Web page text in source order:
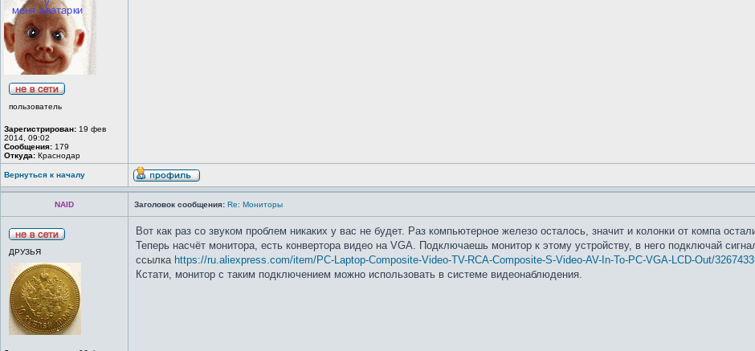
пользователь
Зарегистрирован: 19 фев
2014, 09:02
Сообщения: 179
Откуда: Краснодар
Вернуться к началу
NAID Заголовок сообщения: Re: Мониторы
ДРУЗЬЯ
Вот как раз со звуком проблем никаких у вас не будет. Раз компьютерное железо осталось, значит и колонки от компа
Теперь насчёт монитора, есть конвертора видео на VGA. Подключаешь монитор к этому устройству, в него подключай
ссылка https://ru.aliexpress.com/item/PC-Laptop-Composite-Video-TV-RCA-Composite-S-Video-AV-In-To-PC-VGA-LCD-Out/
Кстати, монитор с таким подключением можно использовать в системе видеонаблюдения.